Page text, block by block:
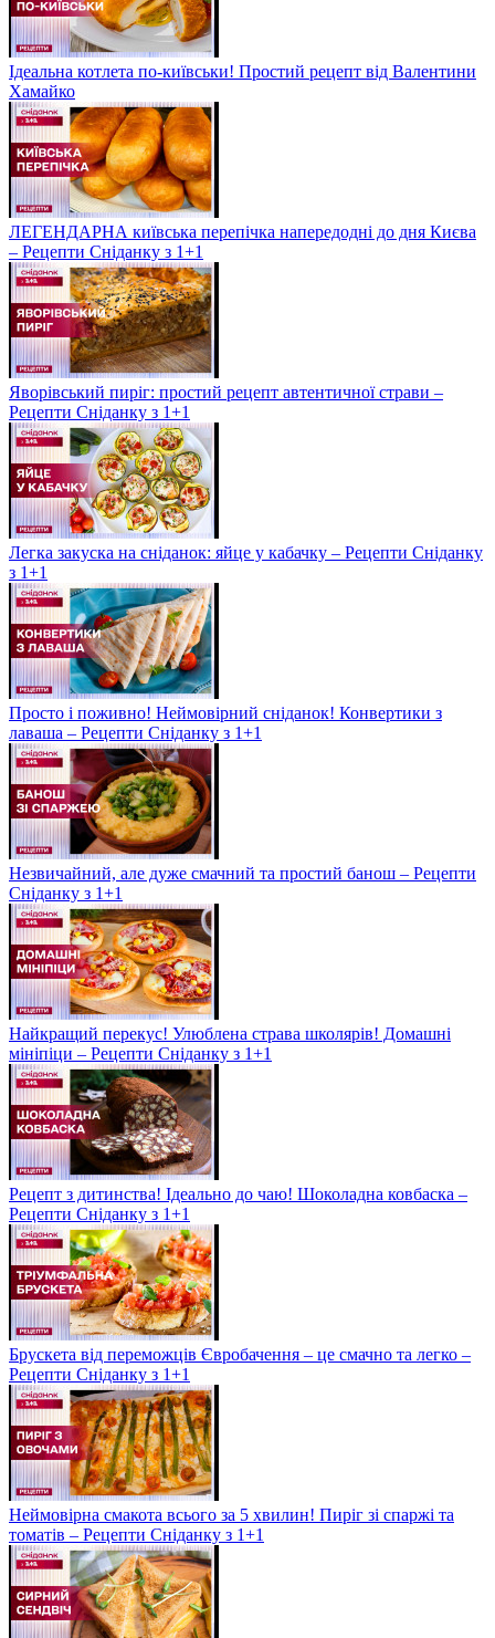
Ідеальна котлета по-київськи! Простий рецепт від Валентини
Хамайко
ЛЕГЕНДАРНА київська перепічка напередодні до дня Києва
– Рецепти Сніданку з 1+1
Яворівський пиріг: простий рецепт автентичної страви –
Рецепти Сніданку з 1+1
Легка закуска на сніданок: яйце у кабачку – Рецепти Сніданку
з 1+1
Просто і поживно! Неймовірний сніданок! Конвертики з
лаваша – Рецепти Сніданку з 1+1
Незвичайний, але дуже смачний та простий банош – Рецепти
Сніданку з 1+1
Найкращий перекус! Улюблена страва школярів! Домашні
мініпіци – Рецепти Сніданку з 1+1
Рецепт з дитинства! Ідеально до чаю! Шоколадна ковбаска –
Рецепти Сніданку з 1+1
Брускета від переможців Євробачення – це смачно та легко –
Рецепти Сніданку з 1+1
Неймовірна смакота всього за 5 хвилин! Пиріг зі спаржі та
томатів – Рецепти Сніданку з 1+1